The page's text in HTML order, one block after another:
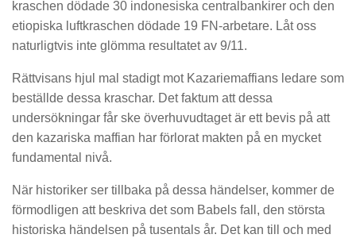
kraschen dödade 30 indonesiska centralbankirer och den
etiopiska luftkraschen dödade 19 FN-arbetare. Låt oss
naturligtvis inte glömma resultatet av 9/11.
Rättvisans hjul mal stadigt mot Kazariemaffians ledare som
beställde dessa kraschar. Det faktum att dessa
undersökningar får ske överhuvudtaget är ett bevis på att
den kazariska maffian har förlorat makten på en mycket
fundamental nivå.
När historiker ser tillbaka på dessa händelser, kommer de
förmodligen att beskriva det som Babels fall, den största
historiska händelsen på tusentals år. Det kan till och med